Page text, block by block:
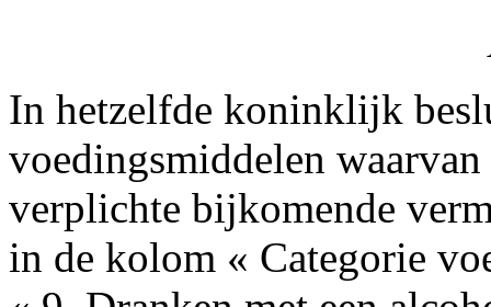
In hetzelfde koninklijk
voedingsmiddelen
verplichte bijkomende
in de kolom « Categorie